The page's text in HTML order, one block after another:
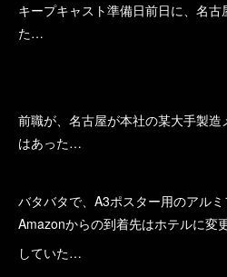
キープキャスト準備日前日に、名
た…
前職が、名古屋が本社の某大手製
はあった…
バタバタで、A3ポスター用のアルミ
Amazonからの到着先はホテルに変
していた…